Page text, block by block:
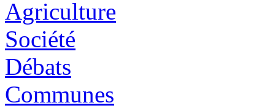
Agriculture
Société
Débats
Communes